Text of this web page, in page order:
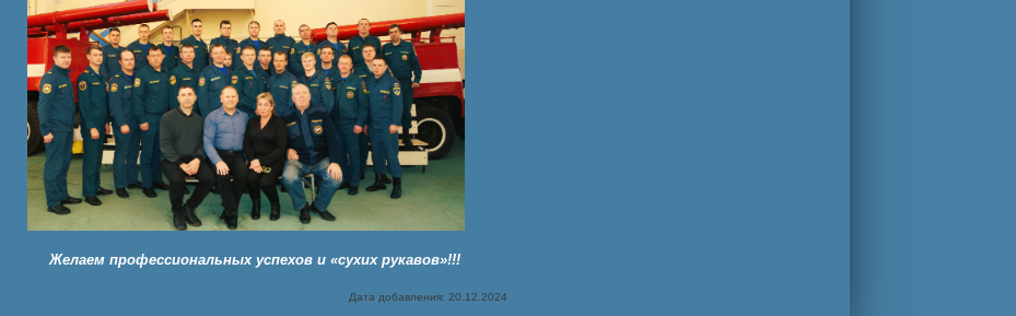
Желаем профессиональных успехов и «сухих рукавов»!!!
Дата добавления: 20.12.2024